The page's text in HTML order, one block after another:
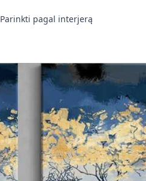
Parinkti pagal interjerą